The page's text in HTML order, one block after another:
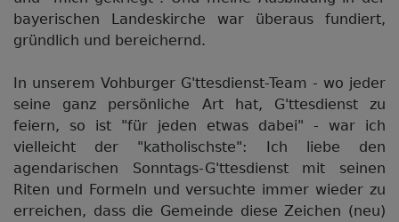
bayerischen Landeskirche war überaus fundiert,
gründlich und bereichernd.
In unserem Vohburger G'ttesdienst-Team - wo jeder
seine ganz persönliche Art hat, G'ttesdienst zu
feiern, so ist "für jeden etwas dabei" - war ich
vielleicht der "katholischste": Ich liebe den
agendarischen Sonntags-G'ttesdienst mit seinen
Riten und Formeln und versuchte immer wieder zu
erreichen, dass die Gemeinde diese Zeichen (neu)